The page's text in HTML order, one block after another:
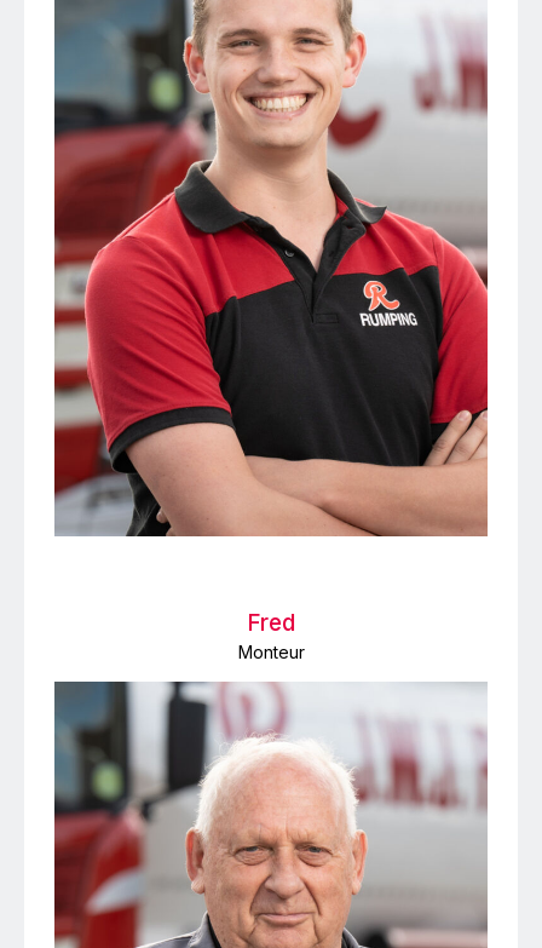
Fred
Monteur